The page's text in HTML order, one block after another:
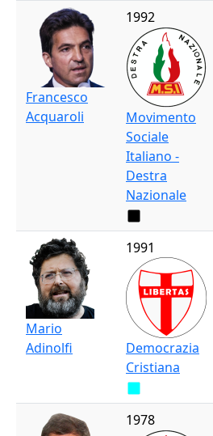
Francesco
Acquaroli
1992
Movimento
Sociale
Italiano -
Destra
Nazionale
Mario
Adinolfi
1991
Democrazia
Cristiana
1978